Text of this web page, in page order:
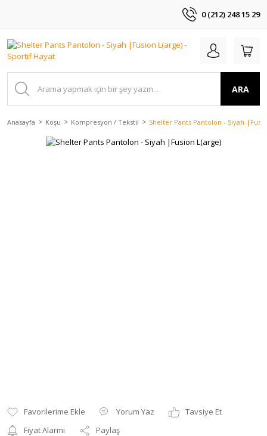
0 (212) 248 15 29
ARA
Anasayfa Koşu Kompresyon / Tekstil Shelter Pants Pantolon - Siyah
Yorum Yaz
Tavsiye Et
Fiyat Alarmı
Paylaş